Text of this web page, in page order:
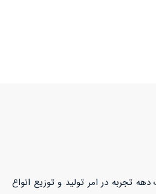
تجربه در امر تولید و توزیع انواع